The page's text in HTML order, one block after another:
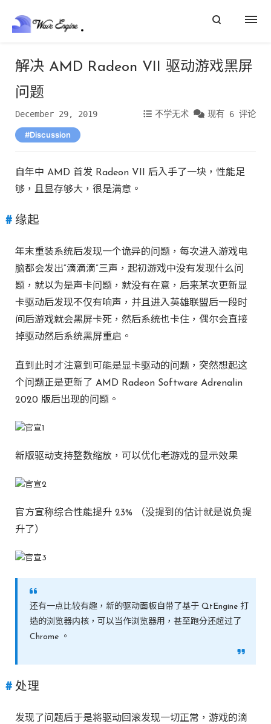
解决 AMD Radeon VII 驱动游戏黑屏
问题
December 29, 2019 不学无术 现有 6 评论
Discussion
自年中 AMD 首发 Radeon VII 后入手了一块，性能足
够，且显存够大，很是满意。
缘起
年末重装系统后发现一个诡异的问题，每次进入游戏电
脑都会发出“滴滴滴”三声，起初游戏中没有发现什么问
题，就以为是声卡问题，就没有在意，后来某次更新显
卡驱动后发现不仅有响声，并且进入英雄联盟后一段时
间后游戏就会黑屏卡死，然后系统也卡住，偶尔会直接
掉驱动然后系统黑屏重启。
直到此时才注意到可能是显卡驱动的问题，突然想起这
个问题正是更新了 AMD Radeon Software Adrenalin
2020 版后出现的问题。
新版驱动支持整数缩放，可以优化老游戏的显示效果
官方宣称综合性能提升 23% （没提到的估计就是说负提
升了）
还有一点比较有趣，新的驱动面板自带了基于 QtEngine 打
造的浏览器内核，可以当作浏览器用，甚至跑分还超过了
Chrome 。
处理
发现了问题后于是将驱动回滚发现一切正常，游戏的滴